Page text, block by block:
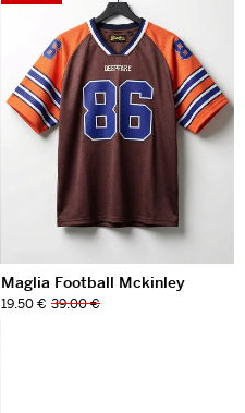
Maglia Football Mckinley
19.50 € 39.00 €